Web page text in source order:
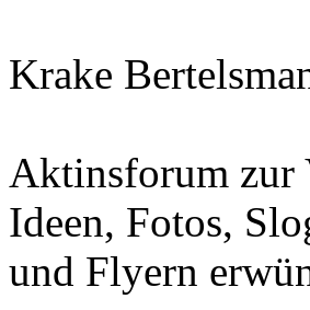
Krake
Aktinsforum zur
Ideen, Fotos,
und Flyern